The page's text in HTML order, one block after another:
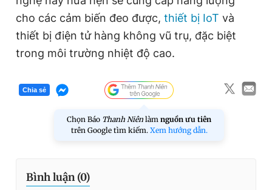
cho các cảm biến đeo được, thiết bị IoT và
thiết bị điện tử hàng không vũ trụ, đặc biệt
trong môi trường nhiệt độ cao.
Chia sẻ
Chọn Báo Thanh Niên làm nguồn ưu tiên
trên Google tìm kiếm. Xem hướng dẫn.
Bình luận (0)